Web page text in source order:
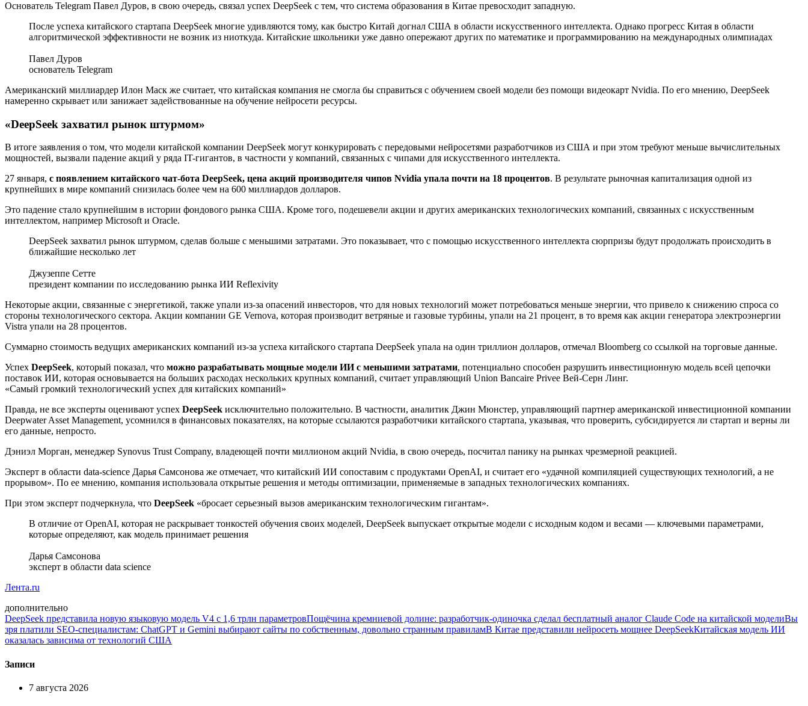
Основатель Telegram Павел Дуров, в свою очередь, связал успех DeepSeek с тем, что система образования в Китае превосходит западную.
После успеха китайского стартапа DeepSeek многие удивляются тому, как быстро Китай догнал США в области искусственного интеллекта. Однако прогресс Китая в области
алгоритмической эффективности не возник из ниоткуда. Китайские школьники уже давно опережают других по математике и программированию на международных олимпиадах
Павел Дуров
основатель Telegram
Американский миллиардер Илон Маск же считает, что китайская компания не смогла бы справиться с обучением своей модели без помощи видеокарт Nvidia. По его мнению, DeepSeek
намеренно скрывает или занижает задействованные на обучение нейросети ресурсы.
«DeepSeek захватил рынок штурмом»
В итоге заявления о том, что модели китайской компании DeepSeek могут конкурировать с передовыми нейросетями разработчиков из США и при этом требуют меньше вычислительных
мощностей, вызвали падение акций у ряда IT-гигантов, в частности у компаний, связанных с чипами для искусственного интеллекта.
27 января, с появлением китайского чат-бота DeepSeek, цена акций производителя чипов Nvidia упала почти на 18 процентов. В результате рыночная капитализация одной из
крупнейших в мире компаний снизилась более чем на 600 миллиардов долларов.
Это падение стало крупнейшим в истории фондового рынка США. Кроме того, подешевели акции и других американских технологических компаний, связанных с искусственным
интеллектом, например Microsoft и Oracle.
DeepSeek захватил рынок штурмом, сделав больше с меньшими затратами. Это показывает, что с помощью искусственного интеллекта сюрпризы будут продолжать происходить в
ближайшие несколько лет
Джузеппе Сетте
президент компании по исследованию рынка ИИ Reflexivity
Некоторые акции, связанные с энергетикой, также упали из-за опасений инвесторов, что для новых технологий может потребоваться меньше энергии, что привело к снижению спроса со
стороны технологического сектора. Акции компании GE Vernova, которая производит ветряные и газовые турбины, упали на 21 процент, в то время как акции генератора электроэнергии
Vistra упали на 28 процентов.
Суммарно стоимость ведущих американских компаний из-за успеха китайского стартапа DeepSeek упала на один триллион долларов, отмечал Bloomberg со ссылкой на торговые данные.
Успех DeepSeek, который показал, что можно разрабатывать мощные модели ИИ с меньшими затратами, потенциально способен разрушить инвестиционную модель всей цепочки
поставок ИИ, которая основывается на больших расходах нескольких крупных компаний, считает управляющий Union Bancaire Privee Вей-Серн Линг.
«Самый громкий технологический успех для китайских компаний»
Правда, не все эксперты оценивают успех DeepSeek исключительно положительно. В частности, аналитик Джин Мюнстер, управляющий партнер американской инвестиционной компании
Deepwater Asset Management, усомнился в финансовых показателях, на которые ссылаются разработчики китайского стартапа, указывая, что проверить, субсидируется ли стартап и верны ли
его данные, непросто.
Дэниэл Морган, менеджер Synovus Trust Company, владеющей почти миллионом акций Nvidia, в свою очередь, посчитал панику на рынках чрезмерной реакцией.
Эксперт в области data-science Дарья Самсонова же отмечает, что китайский ИИ сопоставим с продуктами OpenAI, и считает его «удачной компиляцией существующих технологий, а не
прорывом». По ее мнению, компания использовала открытые решения и методы оптимизации, применяемые в западных технологических компаниях.
При этом эксперт подчеркнула, что DeepSeek «бросает серьезный вызов американским технологическим гигантам».
В отличие от OpenAI, которая не раскрывает тонкостей обучения своих моделей, DeepSeek выпускает открытые модели с исходным кодом и весами — ключевыми параметрами,
которые определяют, как модель принимает решения
Дарья Самсонова
эксперт в области data science
Лента.ru
дополнительно
DeepSeek представила новую языковую модель V4 с 1,6 трлн параметровПощёчина кремниевой долине: разработчик-одиночка сделал бесплатный аналог Claude Code на китайской моделиВы
зря платили SEO-специалистам: ChatGPT и Gemini выбирают сайты по собственным, довольно странным правиламВ Китае представили нейросеть мощнее DeepSeekКитайская модель ИИ
оказалась зависима от технологий США
Записи
7 августа 2026